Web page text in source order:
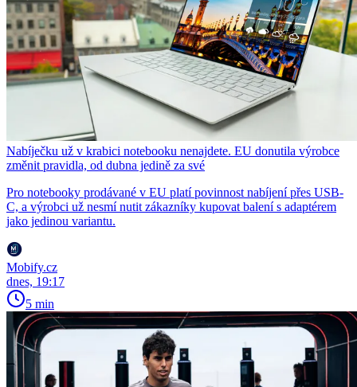
Nabíječku už v krabici notebooku nenajdete. EU donutila výrobce
změnit pravidla, od dubna jedině za své
Pro notebooky prodávané v EU platí povinnost nabíjení přes USB-
C, a výrobci už nesmí nutit zákazníky kupovat balení s adaptérem
jako jedinou variantu.
Mobify.cz
dnes, 19:17
5 min